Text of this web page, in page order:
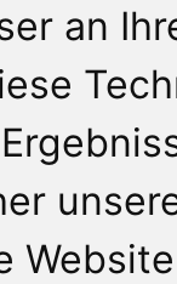
an